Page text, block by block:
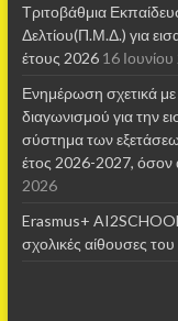
Τριτοβάθμια
Δελτίου(Π.Μ.Δ.) για
έτους 2026 16
Ενημέρωση σχετικά
διαγωνισμού για την
σύστημα των
έτος 2026-2027, όσον
2026
Erasmus+
σχολικές αίθουσες